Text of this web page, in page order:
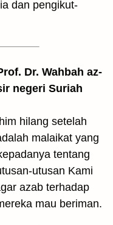
dan pengikut-
Dr. Wahbah az-
negeri Suriah
hilang setelah
malaikat yang
tentang
utusan Kami
azab terhadap
mau beriman.